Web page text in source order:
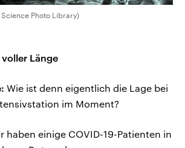
Photo Library)
Länge
Wie ist denn eigentlich die Lage bei
im Moment?
haben einige COVID-19-Patienten in